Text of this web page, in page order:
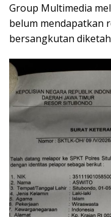
Group Multimedia
belum mendapatkan
bersangkutan